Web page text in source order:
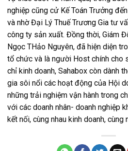
nghiệp cũng cử Kế Toán Trưởng
và nhờ Đại Lý Thuế Trương Gia tư
công ty sản xuất. Đồng thời, Giám
Ngọc THảo Nguyên, đã hiện diện
tổ chức và là người Host chính cho
chỉ kinh doanh, Sahabox còn dành
gia sôi nổi các hoạt động của Hội
những trải nghiệm vận hành trong
với các doanh nhân- doanh nghiệp
kết nối, cùng nhau kinh doanh, cùng